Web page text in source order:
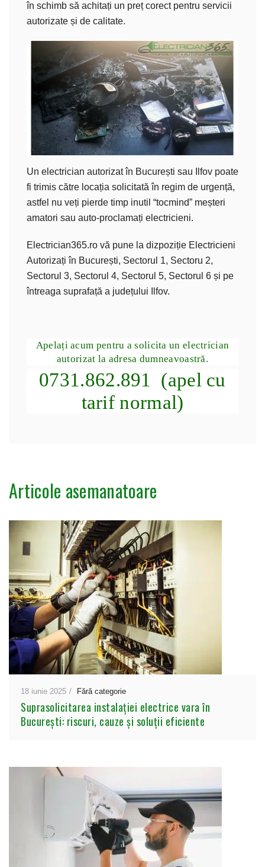
în schimb să achitați un preț corect pentru servicii
autorizate și de calitate.
Un electrician autorizat în București sau Ilfov poate
fi trimis către locația solicitată în regim de urgență,
astfel nu veți pierde timp inutil “tocmind” meșteri
amatori sau auto-proclamați electricieni.
Electrician365.ro vă pune la dizpoziție Electricieni
Autorizați în București, Sectorul 1, Sectoru 2,
Sectorul 3, Sectorul 4, Sectorul 5, Sectorul 6 și pe
întreaga suprafață a județului Ilfov.
Apelați acum pentru a solicita un electrician
autorizat la adresa dumneavoastră.
0731.862.891 (apel cu
tarif normal)
Articole asemanatoare
18 iunie 2025 Fără categorie
Suprasolicitarea instalației electrice vara în
București: riscuri, cauze și soluții eficiente